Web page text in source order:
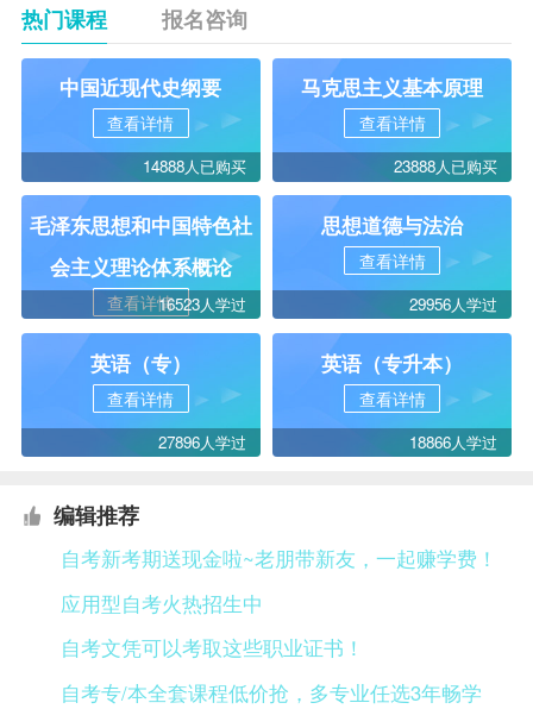
热门课程 报名咨询
中国近现代史纲要
查看详情
14888人已购买
马克思主义基本原理
查看详情
23888人已购买
毛泽东思想和中国特色社
会主义理论体系概论
查看详情16523人学过
思想道德与法治
查看详情
29956人学过
英语（专）
查看详情
27896人学过
英语（专升本）
查看详情
18866人学过
编辑推荐
自考新考期送现金啦~老朋带新友，一起赚学费！
应用型自考火热招生中
自考文凭可以考取这些职业证书！
自考专/本全套课程低价抢，多专业任选3年畅学